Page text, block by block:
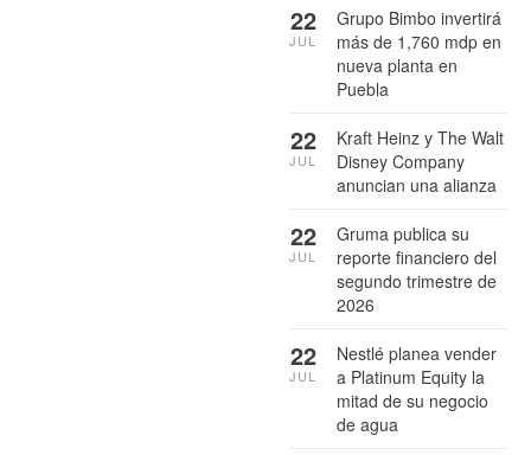
Grupo Bimbo invertirá
más de 1,760 mdp en
nueva planta en
Puebla
22
JUL
Kraft Heinz y The Walt
Disney Company
anuncian una alianza
22
JUL
Gruma publica su
reporte financiero del
segundo trimestre de
2026
22
JUL
Nestlé planea vender
a Platinum Equity la
mitad de su negocio
de agua
22
JUL